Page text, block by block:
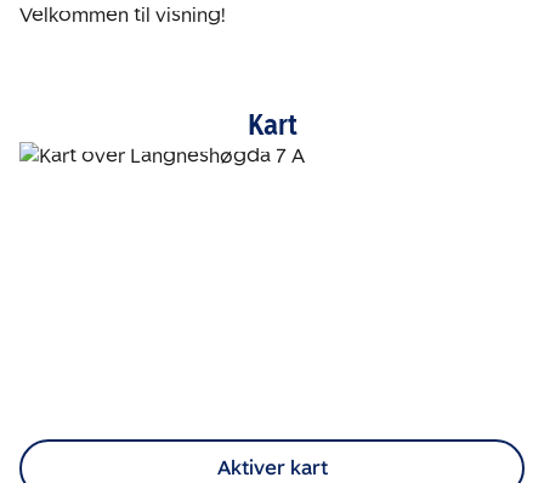
Velkommen til visning!
Kart
Aktiver kart